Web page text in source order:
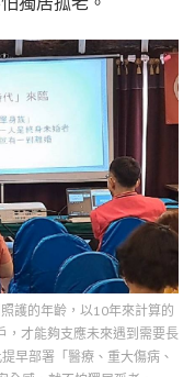
護的年齡，以10年來計算的
，才能夠支應未來遇到需要長
早部署「醫療、重大傷病、